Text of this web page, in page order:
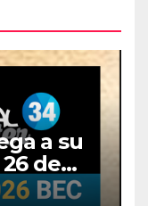
a su
de